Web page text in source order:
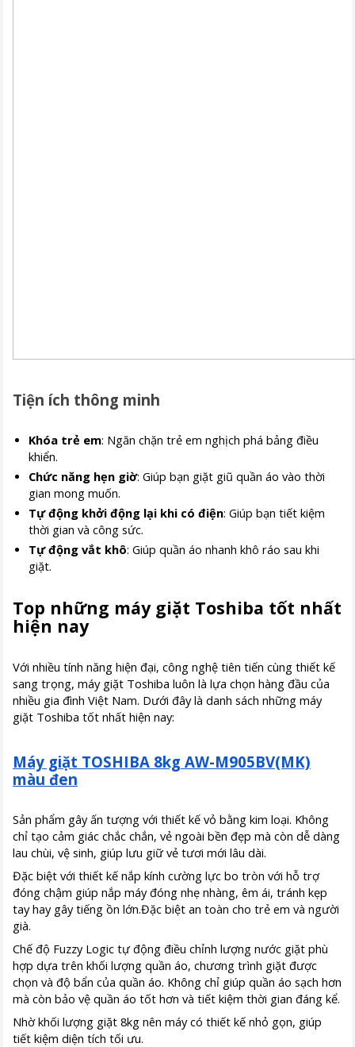
Tiện ích thông minh
Khóa trẻ em: Ngăn chặn trẻ em nghịch phá bảng điều
khiển.
Chức năng hẹn giờ: Giúp bạn giặt giũ quần áo vào thời
gian mong muốn.
Tự động khởi động lại khi có điện: Giúp bạn tiết kiệm
thời gian và công sức.
Tự động vắt khô: Giúp quần áo nhanh khô ráo sau khi
giặt.
Top những máy giặt Toshiba tốt nhất
hiện nay
Với nhiều tính năng hiện đại, công nghệ tiên tiến cùng thiết kế
sang trọng, máy giặt Toshiba luôn là lựa chọn hàng đầu của
nhiều gia đình Việt Nam. Dưới đây là danh sách những máy
giặt Toshiba tốt nhất hiện nay:
Máy giặt TOSHIBA 8kg AW-M905BV(MK)
màu đen
Sản phẩm gây ấn tượng với thiết kế vỏ bằng kim loại. Không
chỉ tạo cảm giác chắc chắn, vẻ ngoài bền đẹp mà còn dễ dàng
lau chùi, vệ sinh, giúp lưu giữ vẻ tươi mới lâu dài.
Đặc biệt với thiết kế nắp kính cường lực bo tròn với hỗ trợ
đóng chậm giúp nắp máy đóng nhẹ nhàng, êm ái, tránh kẹp
tay hay gây tiếng ồn lớn.Đặc biệt an toàn cho trẻ em và người
già.
Chế độ Fuzzy Logic tự động điều chỉnh lượng nước giặt phù
hợp dựa trên khối lượng quần áo, chương trình giặt được
chọn và độ bẩn của quần áo. Không chỉ giúp quần áo sạch hơn
mà còn bảo vệ quần áo tốt hơn và tiết kiệm thời gian đáng kể.
Nhờ khối lượng giặt 8kg nên máy có thiết kế nhỏ gọn, giúp
tiết kiệm diện tích tối ưu.